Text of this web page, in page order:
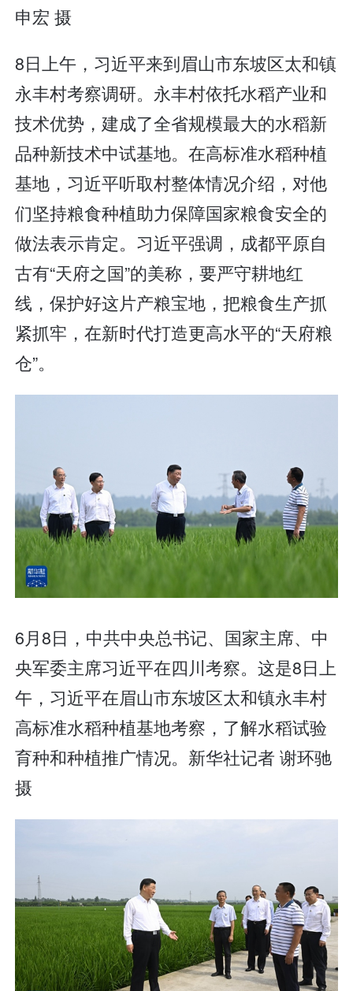
申宏 摄
8日上午，习近平来到眉山市东坡区太和镇
永丰村考察调研。永丰村依托水稻产业和
技术优势，建成了全省规模最大的水稻新
品种新技术中试基地。在高标准水稻种植
基地，习近平听取村整体情况介绍，对他
们坚持粮食种植助力保障国家粮食安全的
做法表示肯定。习近平强调，成都平原自
古有“天府之国”的美称，要严守耕地红
线，保护好这片产粮宝地，把粮食生产抓
紧抓牢，在新时代打造更高水平的“天府粮
仓”。
6月8日，中共中央总书记、国家主席、中
央军委主席习近平在四川考察。这是8日上
午，习近平在眉山市东坡区太和镇永丰村
高标准水稻种植基地考察，了解水稻试验
育种和种植推广情况。新华社记者 谢环驰
摄